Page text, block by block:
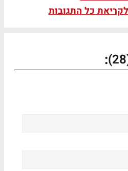
לקריאת כל התגובות
: